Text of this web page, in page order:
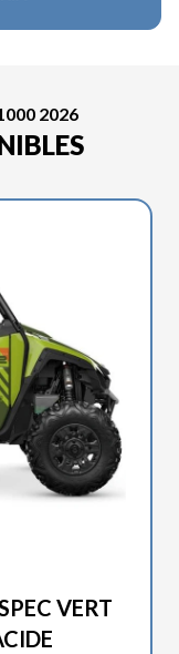
2026
VERT